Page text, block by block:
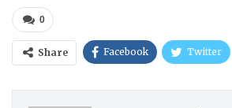
0
Share Facebook Twitter